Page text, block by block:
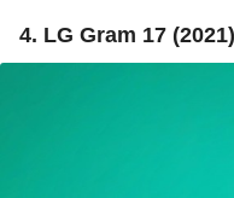
4. LG Gram 17 (2021)